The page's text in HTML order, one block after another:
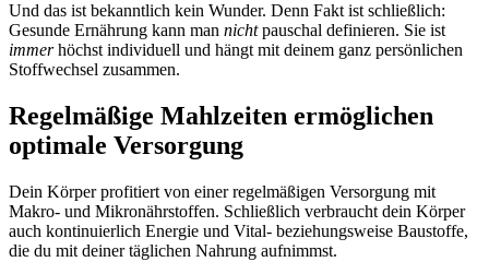
Und das ist bekanntlich kein Wunder. Denn Fakt ist schließlich:
Gesunde Ernährung kann man nichtpauschal definieren. Sie ist
immerhöchst individuell und hängt mit deinem ganz persönlichen
Stoffwechsel zusammen.
Regelmäßige Mahlzeiten ermöglichen
optimale Versorgung
Dein Körper profitiert von einer regelmäßigen Versorgung mit
Makro- und Mikronährstoffen. Schließlich verbraucht dein Körper
auch kontinuierlich Energie und Vital- beziehungsweise Baustoffe,
die du mit deiner täglichen Nahrung aufnimmst.